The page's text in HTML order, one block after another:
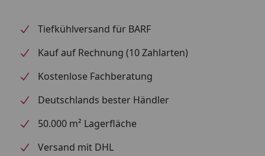
Tiefkühlversand für BARF
Kauf auf Rechnung (10 Zahlarten)
Kostenlose Fachberatung
Deutschlands bester Händler
50.000 m² Lagerfläche
Versand mit DHL